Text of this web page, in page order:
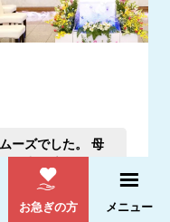
ーズでした。 母
る中、適確なご対
電話をかける
お急ぎの方 メニュー